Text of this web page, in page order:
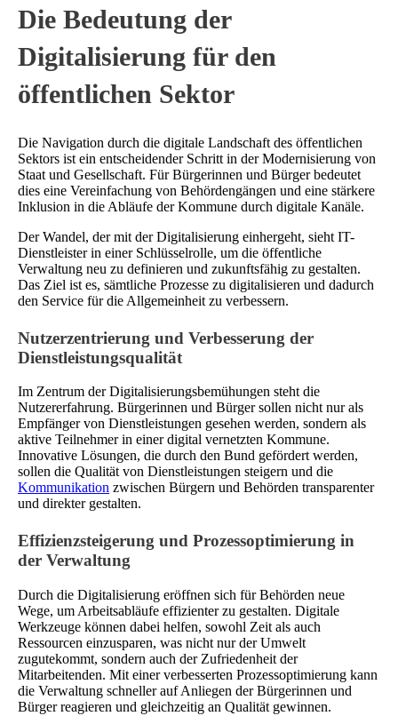
Die Bedeutung der
Digitalisierung für den
öffentlichen Sektor
Die Navigation durch die digitale Landschaft des öffentlichen
Sektors ist ein entscheidender Schritt in der Modernisierung von
Staat und Gesellschaft. Für Bürgerinnen und Bürger bedeutet
dies eine Vereinfachung von Behördengängen und eine stärkere
Inklusion in die Abläufe der Kommune durch digitale Kanäle.
Der Wandel, der mit der Digitalisierung einhergeht, sieht IT-
Dienstleister in einer Schlüsselrolle, um die öffentliche
Verwaltung neu zu definieren und zukunftsfähig zu gestalten.
Das Ziel ist es, sämtliche Prozesse zu digitalisieren und dadurch
den Service für die Allgemeinheit zu verbessern.
Nutzerzentrierung und Verbesserung der
Dienstleistungsqualität
Im Zentrum der Digitalisierungsbemühungen steht die
Nutzererfahrung. Bürgerinnen und Bürger sollen nicht nur als
Empfänger von Dienstleistungen gesehen werden, sondern als
aktive Teilnehmer in einer digital vernetzten Kommune.
Innovative Lösungen, die durch den Bund gefördert werden,
sollen die Qualität von Dienstleistungen steigern und die
Kommunikation zwischen Bürgern und Behörden transparenter
und direkter gestalten.
Effizienzsteigerung und Prozessoptimierung in
der Verwaltung
Durch die Digitalisierung eröffnen sich für Behörden neue
Wege, um Arbeitsabläufe effizienter zu gestalten. Digitale
Werkzeuge können dabei helfen, sowohl Zeit als auch
Ressourcen einzusparen, was nicht nur der Umwelt
zugutekommt, sondern auch der Zufriedenheit der
Mitarbeitenden. Mit einer verbesserten Prozessoptimierung kann
die Verwaltung schneller auf Anliegen der Bürgerinnen und
Bürger reagieren und gleichzeitig an Qualität gewinnen.